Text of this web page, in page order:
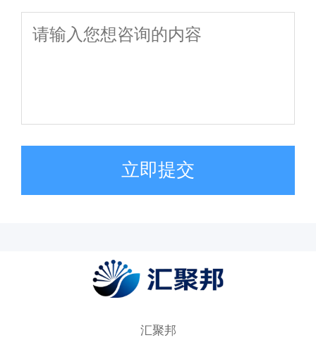
立即提交
汇聚邦